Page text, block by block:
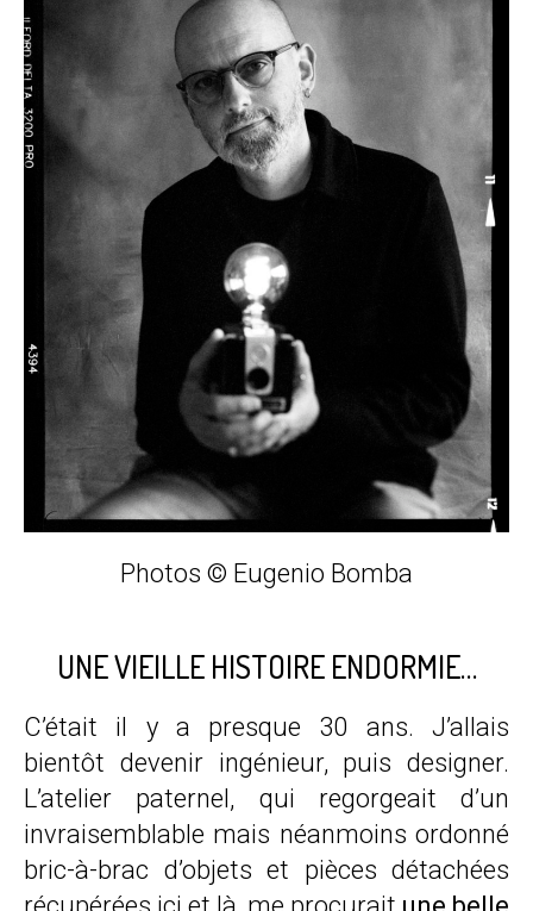
Photos © Eugenio Bomba
UNE VIEILLE HISTOIRE ENDORMIE…
C’était il y a presque 30 ans. J’allais
bientôt devenir ingénieur, puis designer.
L’atelier paternel, qui regorgeait d’un
invraisemblable mais néanmoins ordonné
bric-à-brac d’objets et pièces détachées